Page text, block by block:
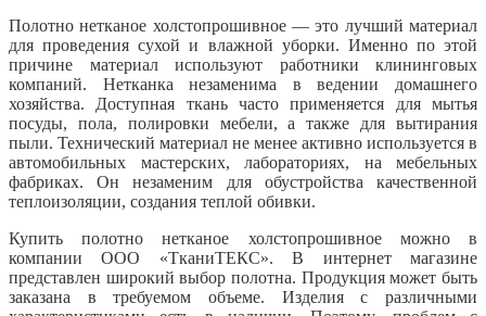
Полотно нетканое холстопрошивное — это лучший материал
для проведения сухой и влажной уборки. Именно по этой
причине материал используют работники клининговых
компаний. Нетканка незаменима в ведении домашнего
хозяйства. Доступная ткань часто применяется для мытья
посуды, пола, полировки мебели, а также для вытирания
пыли. Технический материал не менее активно используется в
автомобильных мастерских, лабораториях, на мебельных
фабриках. Он незаменим для обустройства качественной
теплоизоляции, создания теплой обивки.
Купить полотно нетканое холстопрошивное можно в
компании ООО «ТканиТЕКС». В интернет магазине
представлен широкий выбор полотна. Продукция может быть
заказана в требуемом объеме. Изделия с различными